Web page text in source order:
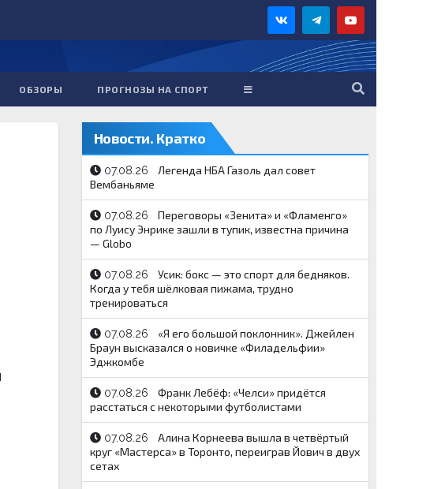
ОБЗОРЫ ПРОГНОЗЫ НА СПОРТ
Новости. Кратко
07.08.26
Легенда НБА Газоль дал совет
Вембаньяме
07.08.26
Переговоры «Зенита» и «Фламенго»
по Луису Энрике зашли в тупик, известна причина
— Globo
07.08.26
Усик: бокс — это спорт для бедняков.
Когда у тебя шёлковая пижама, трудно
тренироваться
07.08.26
«Я его большой поклонник». Джейлен
Браун высказался о новичке «Филадельфии»
Эджкомбе
07.08.26
Франк Лебёф: «Челси» придётся
расстаться с некоторыми футболистами
07.08.26
Алина Корнеева вышла в четвёртый
круг «Мастерса» в Торонто, переиграв Йович в двух
сетах